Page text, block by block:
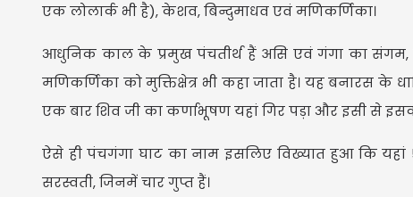
एक लोलार्क भी है), केशव, बिन्दुमाधव एवं मणिकर्णिका।
आधुनिक काल के प्रमुख पंचतीर्थ हैं असि एवं गंगा का संगम,
मणिकर्णिका को मुक्तिक्षेत्र भी कहा जाता है। यह बनारस के
एक बार शिव जी का कर्णाभूषण यहां गिर पड़ा और इसी से
ऐसे ही पंचगंगा घाट का नाम इसलिए विख्यात हुआ कि
सरस्वती, जिनमें चार गुप्त हैं।